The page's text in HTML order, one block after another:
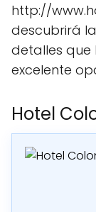
http://
descubrirá
detalles que
excelente
Hotel